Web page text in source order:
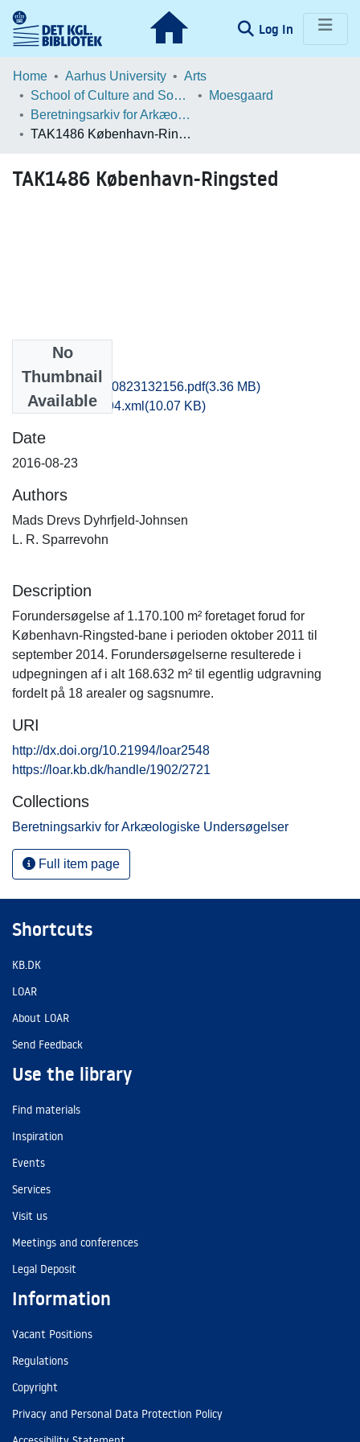
Log In (current)
Communities & Collections
Statistics
Home Aarhus University
Arts
School of Culture and Society
Moesgaard
Beretningsarkiv for Arkæologiske Undersøgelser
TAK1486 København-Ringsted
TAK1486 København-Ringsted
No
Thumbnail
Available
tak1supa_20160823132156.pdf(3.36 MB)
recordxml_item_94.xml (10.07 KB)
Date
2016-08-23
Authors
Mads Drevs Dyhrfjeld-Johnsen
L. R. Sparrevohn
Description
Forundersøgelse af 1.170.100 m² foretaget forud for
København-Ringsted-bane i perioden oktober 2011 til
september 2014. Forundersøgelserne resulterede i
udpegningen af i alt 168.632 m² til egentlig udgravning
fordelt på 18 arealer og sagsnumre.
URI
http://dx.doi.org/10.21994/loar2548
https://loar.kb.dk/handle/1902/2721
Collections
Beretningsarkiv for Arkæologiske Undersøgelser
Full item page
Shortcuts
KB.DK
LOAR
About LOAR
Send Feedback
Use the library
Find materials
Inspiration
Events
Services
Visit us
Meetings and conferences
Legal Deposit
Information
Vacant Positions
Regulations
Copyright
Privacy and Personal Data Protection Policy